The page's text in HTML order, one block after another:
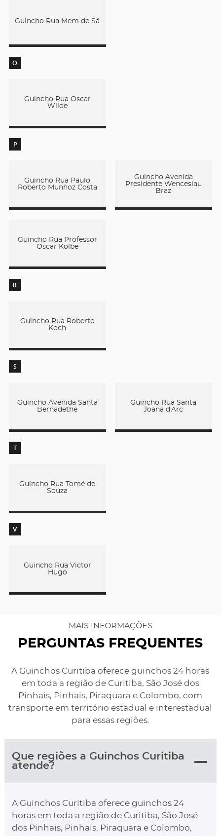
Guincho Rua Mem de Sá
O
Guincho Rua Oscar
Wilde
P
Guincho Rua Paulo
Roberto Munhoz Costa
Guincho Avenida
Presidente Wenceslau
Braz
Guincho Rua Professor
Oscar Kolbe
R
Guincho Rua Roberto
Koch
S
Guincho Avenida Santa
Bernadethe
Guincho Rua Santa
Joana d'Arc
T
Guincho Rua Tomé de
Souza
V
Guincho Rua Victor
Hugo
MAIS INFORMAÇÕES
PERGUNTAS FREQUENTES
A Guinchos Curitiba oferece guinchos 24 horas
em toda a região de Curitiba, São José dos
Pinhais, Pinhais, Piraquara e Colombo, com
transporte em território estadual e interestadual
para essas regiões.
Que regiões a Guinchos Curitiba
atende?
A Guinchos Curitiba oferece guinchos 24
horas em toda a região de Curitiba, São José
dos Pinhais, Pinhais, Piraquara e Colombo,